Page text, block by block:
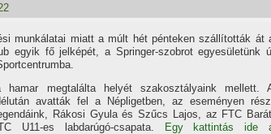
munkálatai miatt a múlt hét pénteken szállí­tották át
egyik fő jelképét, a Springer-szobrot egyesületünk
hamar megtalálta helyét szakosztályaink mellett.
avatták fel a Népligetben, az eseményen
Rákosi Gyula és Szűcs Lajos, az FTC
U11-es labdarúgó-csapata.
Egy kattintás ide